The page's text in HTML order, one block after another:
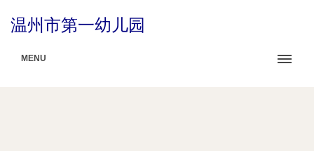
温州市第一幼儿园
MENU